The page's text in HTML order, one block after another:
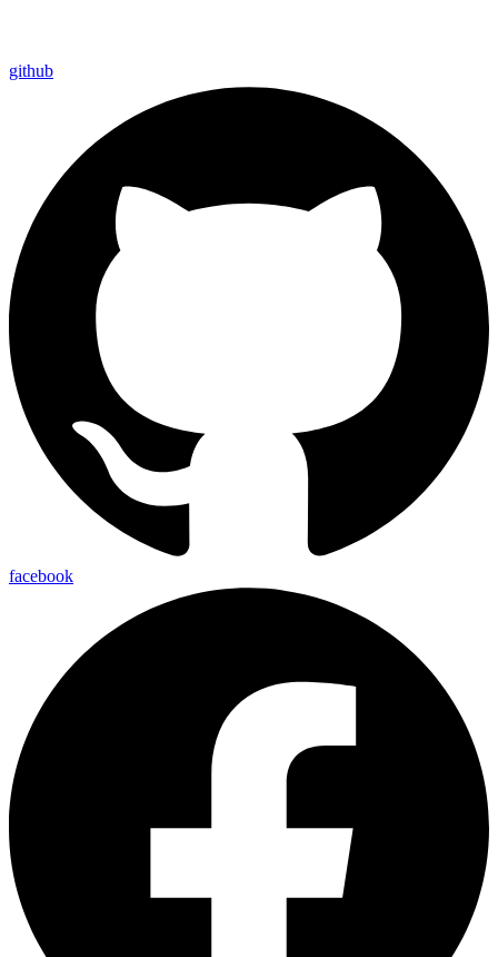
github
facebook